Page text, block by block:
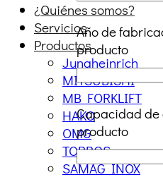
¿Quiénes somos?
Servicios
Productos
Jungheinrich
MITSUBISHI
MB FORKLIFT
HAKO
OMG
TORROS
SAMAG INOX
Año de
producto
Capacidad de
producto